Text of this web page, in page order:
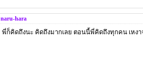
naru-hara
พี่ก็คิดถึงนะ คิดถึงมากเลย ตอนนี้พี่คิดถึงทุกคน เหงา